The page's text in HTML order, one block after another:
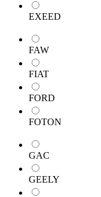
EXEED
FAW
FIAT
FORD
FOTON
GAC
GEELY